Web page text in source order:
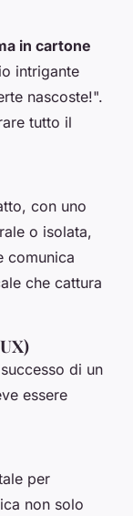
in cartone
intrigante
nascoste!".
tutto il
con uno
o isolata,
comunica
che cattura
di un
essere
per
non solo